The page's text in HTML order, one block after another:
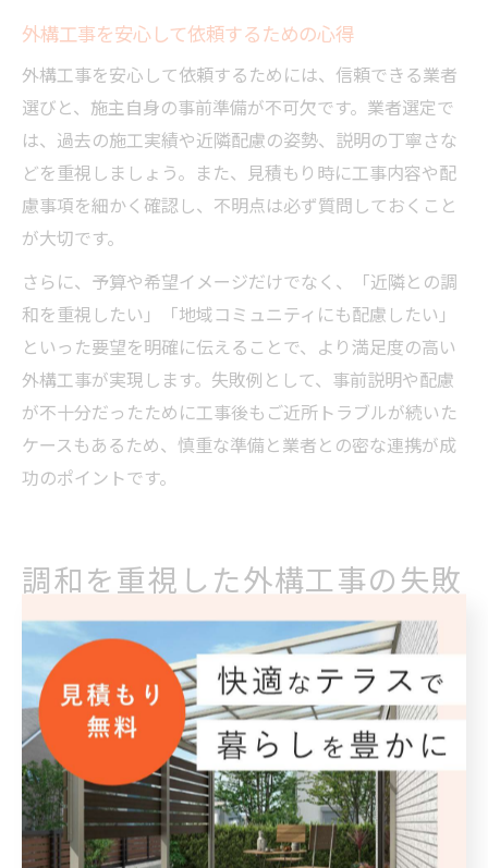
外構工事を安心して依頼するための心得
外構工事を安心して依頼するためには、信頼できる業者
選びと、施主自身の事前準備が不可欠です。業者選定で
は、過去の施工実績や近隣配慮の姿勢、説明の丁寧さな
どを重視しましょう。また、見積もり時に工事内容や配
慮事項を細かく確認し、不明点は必ず質問しておくこと
が大切です。
さらに、予算や希望イメージだけでなく、「近隣との調
和を重視したい」「地域コミュニティにも配慮したい」
といった要望を明確に伝えることで、より満足度の高い
外構工事が実現します。失敗例として、事前説明や配慮
が不十分だったために工事後もご近所トラブルが続いた
ケースもあるため、慎重な準備と業者との密な連携が成
功のポイントです。
調和を重視した外構工事の失敗
回避法
外構工事でよくある失敗例と対策法
外構工事を進める際、多くの方が陥りがちな失敗例とし
て「周囲との調和不足」「近隣への配慮不足」「コスト
配分の誤り」が挙げられます。特に外構のデザインや機
能性ばかりに目を向けてしまい、ご近所との関係や施工